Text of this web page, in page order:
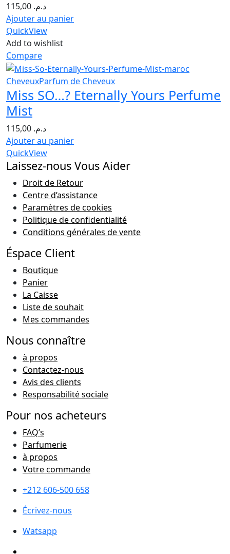
د.م.
Ajouter au panier
QuickView
Add to wishlist
Compare
CheveuxParfum de Cheveux
Miss SO…? Eternally Yours Perfume
Mist
د.م.
Ajouter au panier
QuickView
Laissez-nous Vous Aider
Droit de Retour
Centre d’assistance
Paramètres de cookies
Politique de confidentialité
Conditions générales de vente
Éspace Client
Boutique
Panier
La Caisse
Liste de souhait
Mes commandes
Nous connaître
à propos
Contactez-nous
Avis des clients
Responsabilité sociale
Pour nos acheteurs
FAQ’s
Parfumerie
à propos
Votre commande
+212 606-500 658
Écrivez-nous
Watsapp